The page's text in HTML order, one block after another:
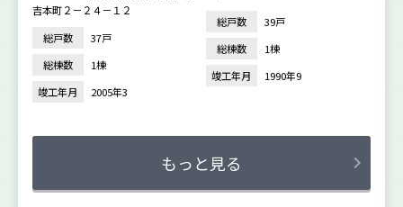
吉本町２－２４－１２
総戸数
37戸
総棟数
1棟
竣工年月
2005年3
総戸数
39戸
総棟数
1棟
竣工年月
1990年9
もっと見る